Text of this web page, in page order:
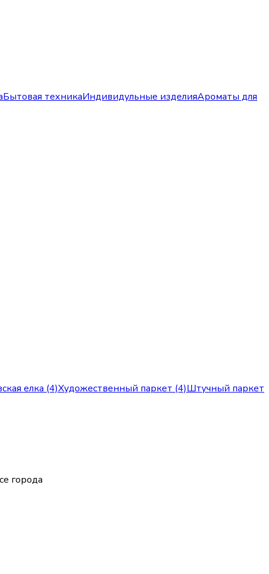
Бытовая техникаИндивидульные изделияАроматы для
елка (4)Художественный паркет (4)Штучный паркет
города